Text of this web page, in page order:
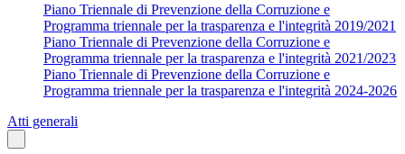
Piano Triennale di Prevenzione della Corruzione e
Programma triennale per la trasparenza e l'integrità 2019/2021
Piano Triennale di Prevenzione della Corruzione e
Programma triennale per la trasparenza e l'integrità 2021/2023
Piano Triennale di Prevenzione della Corruzione e
Programma triennale per la trasparenza e l'integrità 2024-2026
Atti generali